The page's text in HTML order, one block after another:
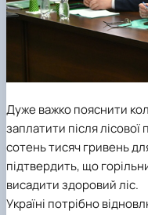
Дуже важко пояснити
заплатити після лісової
сотень тисяч гривень
підтвердить, що
висадити здоровий ліс.
Україні потрібно